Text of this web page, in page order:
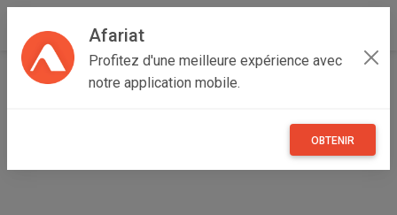
Afariat
Profitez d'une meilleure expérience avec
notre application mobile.
OBTENIR
Accueil Immobilier Majerda Béja